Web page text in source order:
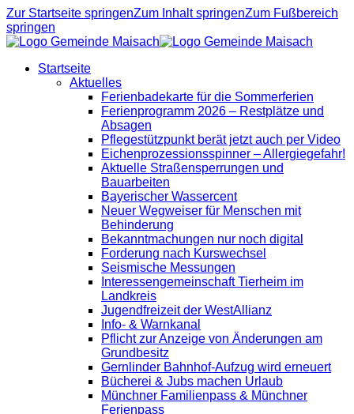
Zur Startseite springenZum Inhalt springenZum Fußbereich
springen
Startseite
Aktuelles
Ferienbadekarte für die Sommerferien
Ferienprogramm 2026 – Restplätze und
Absagen
Pflegestützpunkt berät jetzt auch per Video
Eichenprozessionsspinner – Allergiegefahr!
Aktuelle Straßensperrungen und
Bauarbeiten
Bayerischer Wassercent
Neuer Wegweiser für Menschen mit
Behinderung
Bekanntmachungen nur noch digital
Forderung nach Kurswechsel
Seismische Messungen
Interessengemeinschaft Tierheim im
Landkreis
Jugendfreizeit der WestAllianz
Info- & Warnkanal
Pflicht zur Anzeige von Änderungen am
Grundbesitz
Gernlinder Bahnhof-Aufzug wird erneuert
Bücherei & Jubs machen Urlaub
Münchner Familienpass & Münchner
Ferienpass